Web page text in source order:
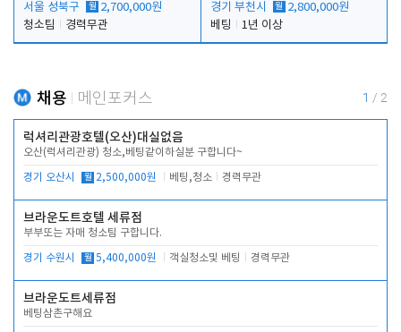
서울 성북구 월 2,700,000원
청소팀
경력무관
경기 부천시 월 2,800,000원
베팅
1년 이상
채용 메인포커스 1 / 2
럭셔리관광호텔(오산)대실없음
오산(럭셔리관광) 청소,베팅같이하실분 구합니다~
경기 오산시 월 2,500,000원 베팅,청소 경력무관
브라운도트호텔 세류점
부부또는 자매 청소팀 구합니다.
경기 수원시 월 5,400,000원 객실청소및 베팅 경력무관
브라운도트세류점
베팅삼촌구해요